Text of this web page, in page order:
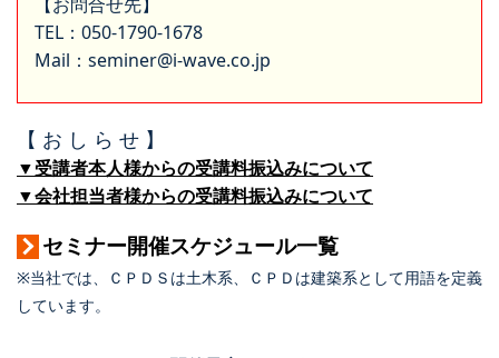
TEL：050-1790-1678
Mail：seminer@i-wave.co.jp
【 お し ら せ 】
▼受講者本人様からの受講料振込みについて
▼会社担当者様からの受講料振込みについて
セミナー開催スケジュール一覧
※当社では、ＣＰＤＳは土木系、ＣＰＤは建築系として用語を定義
しています。